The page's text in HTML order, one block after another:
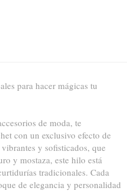
para hacer mágicas tu
de moda, te
con un exclusivo efecto de
y sofisticados, que
y mostaza, este hilo está
tradicionales. Cada
de elegancia y personalidad